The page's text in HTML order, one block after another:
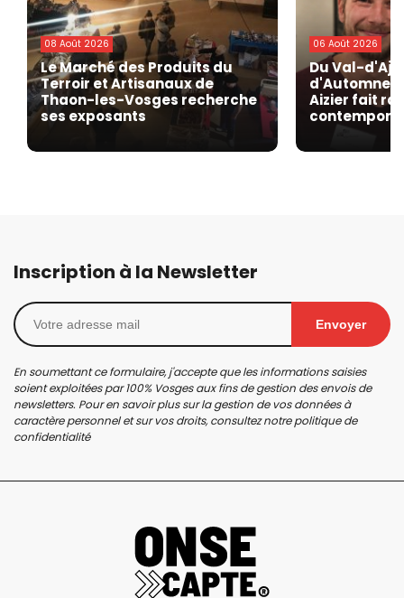
08 Août 2026
Le Marché des Produits du
Terroir et Artisanaux de
Thaon-les-Vosges recherche
ses exposants
06 Août 2026
Du Val-
d'Automne
Aizier fait
Inscription à la Newsletter
Envoyer
En soumettant ce formulaire, j'accepte que les informations saisies
soient exploitées par 100% Vosges aux fins de gestion des envois de
newsletters. Pour en savoir plus sur la gestion de vos données à
caractère personnel et sur vos droits, consultez notrepolitique de
confidentialité